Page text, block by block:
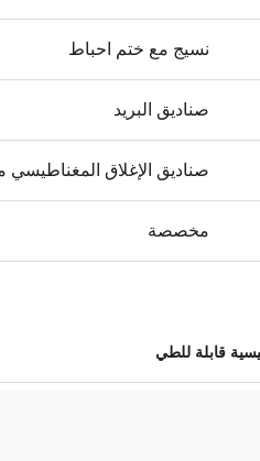
نسيج مع ختم احباط
صناديق البريد
صناديق الإغلاق المغناطيسي
مخصصة
قابلة للطي